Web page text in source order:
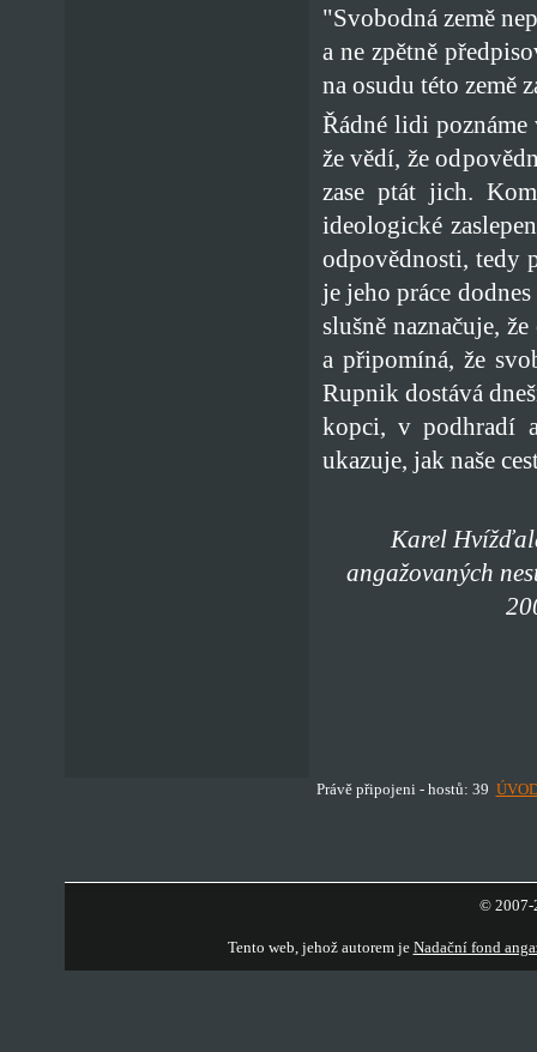
"Svobodná země
a ne zpětně
na osudu této země
Řádné lidi poznáme
že vědí, že
zase ptát jich.
ideologické
odpovědnosti, tedy
je jeho práce
slušně naznačuje,
a připomíná, že
Rupnik dostává
kopci, v podhradí
ukazuje, jak naše
Karel
angažovaných
Právě připojeni - hostů: 39
© 2007-
Tento web, jehož autorem je Nadační fond